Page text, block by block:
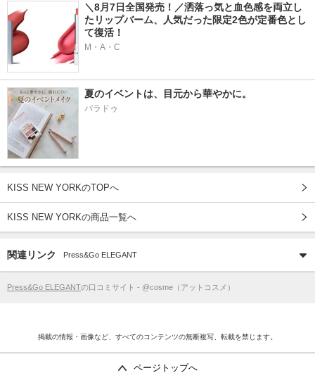
＼8月7日全国発売！／洒落っ気と血色感を両立し
たリップバーム、人気だった限定2色が定番色とし
て復活！
M・A・C
夏のイベントは、目元から華やかに。
パラドゥ
KISS NEW YORKのTOPへ
KISS NEW YORKの商品一覧へ
関連リンク Press&Go ELEGANT
Press&Go ELEGANTの口コミサイト - @cosme（アットコスメ）
掲載の情報・画像など、すべてのコンテンツの無断複写、転載を禁じます。
ページトップへ